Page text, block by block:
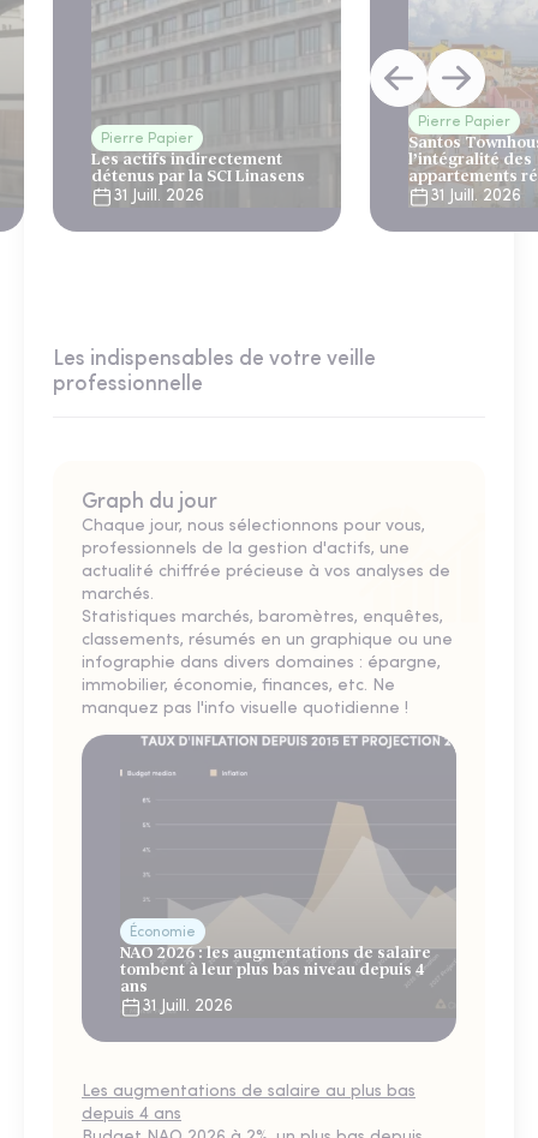
Pierre Papier
Les actifs indirectement
détenus par la SCI Linasens
31 Juill. 2026
Pierre Papier
Santos
l’intégralité des
appartements
Lisbonne
31 Juill. 2026
Les indispensables de votre veille
professionnelle
Graph du jour
Chaque jour, nous sélectionnons pour vous,
professionnels de la gestion d'actifs, une
actualité chiffrée précieuse à vos analyses de
marchés.
Statistiques marchés, baromètres, enquêtes,
classements, résumés en un graphique ou une
infographie dans divers domaines : épargne,
immobilier, économie, finances, etc. Ne
manquez pas l'info visuelle quotidienne !
Économie
NAO 2026 : les augmentations de salaire
tombent à leur plus bas niveau depuis 4
ans
31 Juill. 2026
Les augmentations de salaire au plus bas
depuis 4 ans